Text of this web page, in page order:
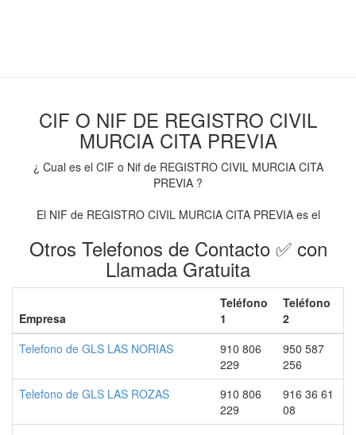
CIF O NIF DE REGISTRO CIVIL
MURCIA CITA PREVIA
¿ Cual es el CIF o Nif de REGISTRO CIVIL MURCIA CITA
PREVIA ?
El NIF de REGISTRO CIVIL MURCIA CITA PREVIA es el
Otros Telefonos de Contacto ✅ con
Llamada Gratuita
Empresa
Teléfono
1
Teléfono
2
Telefono de GLS LAS NORIAS
910 806
229
950 587
256
Telefono de GLS LAS ROZAS
910 806
229
916 36 61
08